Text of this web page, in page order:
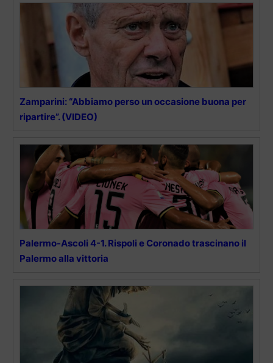
Zamparini: “Abbiamo perso un occasione buona per
ripartire”. (VIDEO)
Palermo-Ascoli 4-1. Rispoli e Coronado trascinano il
Palermo alla vittoria